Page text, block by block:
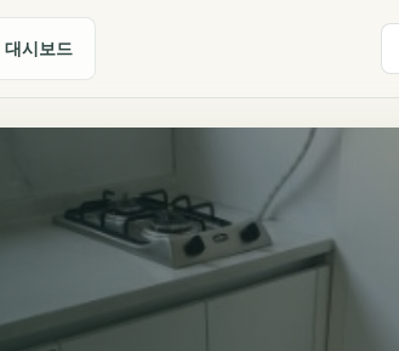
대시보드